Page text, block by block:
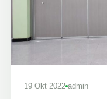
19 Okt 2022 admin